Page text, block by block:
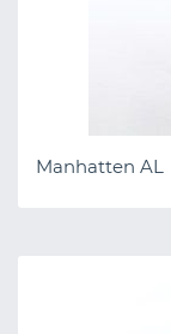
Manhatten AL